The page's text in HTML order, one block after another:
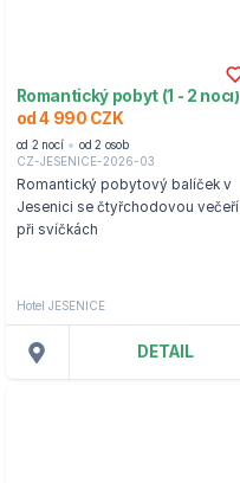
Romantický pobyt (1 - 2 noci)
od 4 990 CZK
od 2 nocí
od 2 osob
CZ-JESENICE-2026-03
Romantický pobytový balíček v
Jesenici se čtyřchodovou večeří
při svíčkách
Hotel JESENICE
DETAIL